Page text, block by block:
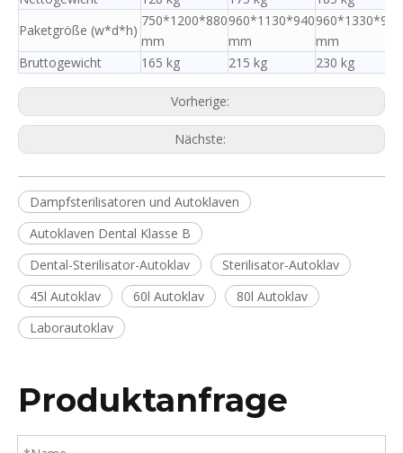
Paketgröße (w*d*h)
750*1200*880
mm
960*1130*940
mm
960*1330*940
mm
Bruttogewicht
165 kg 215 kg 230 kg
Vorherige:
Nächste:
Dampfsterilisatoren und Autoklaven
Autoklaven Dental Klasse B
Dental-Sterilisator-Autoklav
Sterilisator-Autoklav
45l Autoklav
60l Autoklav
80l Autoklav
Laborautoklav
Produktanfrage